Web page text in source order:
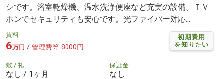
シです。浴室乾燥機、温水洗浄便座など充実の設備。ＴＶ
ホンでセキュリティも安心です。光ファイバー対応...
初期費用
を知りたい
賃料
6万円 / 管理費等 8000円
敷 / 礼
なし / 1ヶ月
保証金
なし